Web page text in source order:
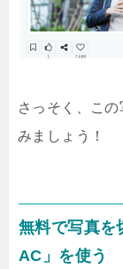
さっそく、こ
みましょう！
無料で写真を
AC」を使う